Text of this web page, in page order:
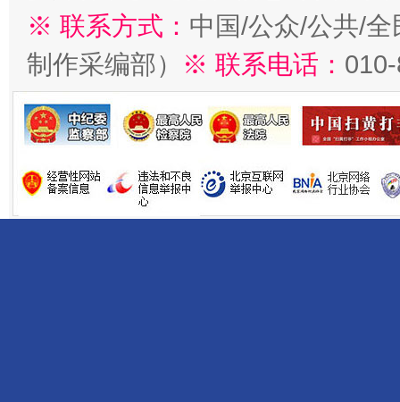
※ 联系方式： 中国/公众/公共/
制作采编部）
※ 联系电话：